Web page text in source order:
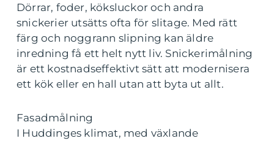
Dörrar, foder, köksluckor och andra
snickerier utsätts ofta för slitage. Med rätt
färg och noggrann slipning kan äldre
inredning få ett helt nytt liv. Snickerimålning
är ett kostnadseffektivt sätt att modernisera
ett kök eller en hall utan att byta ut allt.
Fasadmålning
I Huddinges klimat, med växlande